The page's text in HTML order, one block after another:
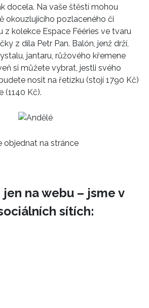
docela. Na vaše štěstí mohou
okouzlujícího pozlaceného či
z kolekce Espace Fééries ve tvaru
z díla Petr Pan. Balón, jenž drží,
jantaru, růžového křemene
si můžete vybrat, jestli svého
nosit na řetízku (stojí 1790 Kč)
(1140 Kč).
objednat na stránce
jen na webu – jsme v
sítích: